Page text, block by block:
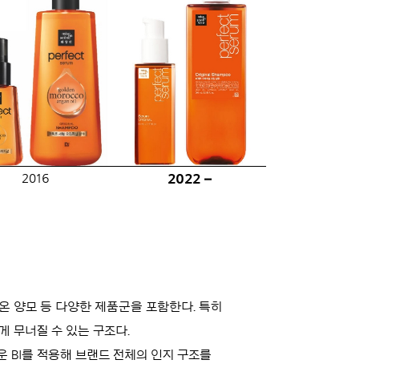
2016 2022 –
양모 등 다양한 제품군을 포함한다. 특히
무너질 수 있는 구조다.
BI를 적용해 브랜드 전체의 인지 구조를